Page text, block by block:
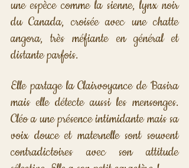
une espèce comme la sienne, lynx noir
du Canada, croisée avec une chatte
angora, très méfiante en général et
distante parfois.
Elle partage la Clairvoyance de Basira
mais elle détecte aussi les mensonges.
Cléo a une présence intimidante mais sa
voix douce et maternelle sont souvent
contradictoires avec son attitude